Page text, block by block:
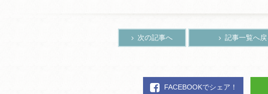
次の記事へ 記事一覧へ戻
FACEBOOKでシェア！